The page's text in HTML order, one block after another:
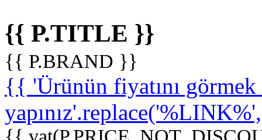
{{ P.TITLE }}
{{ P.BRAND }}
{{ 'Ürünün fiyatını